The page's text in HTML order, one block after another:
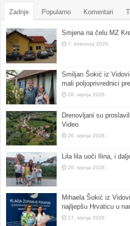
Zadnje Popularno Komentari
Smjena na čelu MZ
7. kolovoza 2026.
Smiljan Šokić iz
mali poljoprivrednici
28. srpnja 2026.
Drenovljani su
Video
26. srpnja 2026.
Lila lila uoči Ilina, i
20. srpnja 2026.
Mihaela Šokić iz
najljepšu Hrvaticu u
17. srpnja 2026.